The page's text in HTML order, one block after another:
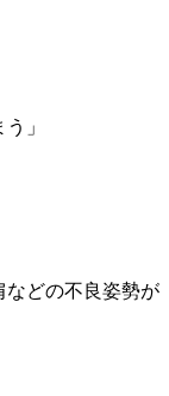
」
などの不良姿勢が